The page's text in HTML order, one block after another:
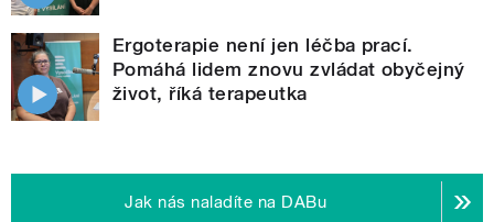
Ergoterapie není jen léčba prací.
Pomáhá lidem znovu zvládat obyčejný
život, říká terapeutka
Jak nás naladíte na DABu